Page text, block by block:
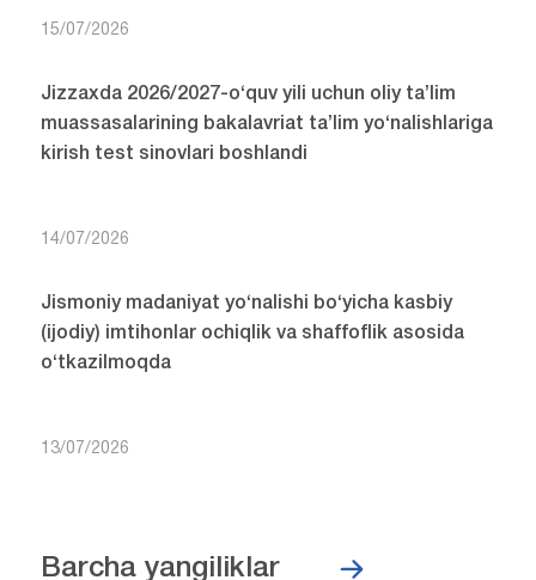
15/07/2026
Jizzaxda 2026/2027-o‘quv yili uchun oliy ta’lim
muassasalarining bakalavriat ta’lim yo‘nalishlariga
kirish test sinovlari boshlandi
14/07/2026
Jismoniy madaniyat yo‘nalishi bo‘yicha kasbiy
(ijodiy) imtihonlar ochiqlik va shaffoflik asosida
o‘tkazilmoqda
13/07/2026
Barcha yangiliklar